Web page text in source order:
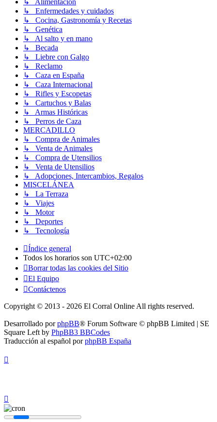
↳ Enfermedades y cuidados
↳ Cocina, Gastronomía y Recetas
↳ Genética
↳ Al salto y en mano
↳ Becada
↳ Liebre con Galgo
↳ Reclamo
↳ Caza en España
↳ Caza Internacional
↳ Rifles y Escopetas
↳ Cartuchos y Balas
↳ Armas Históricas
↳ Perros de Caza
MERCADILLO
↳ Compra de Animales
↳ Venta de Animales
↳ Compra de Utensilios
↳ Venta de Utensilios
↳ Adopciones, Intercambios, Regalos
MISCELÁNEA
↳ La Terraza
↳ Viajes
↳ Motor
↳ Deportes
↳ Tecnología
Índice general
Todos los horarios son UTC+02:00
Borrar todas las cookies del Sitio
El Equipo
Contáctenos
Copyright © 2013 - 2026 El Corral Online All rights reserved.
Desarrollado porphpBB® Forum Software © phpBB Limited | SE
Square Left by PhpBB3 BBCodes
Traducción al español porphpBB España